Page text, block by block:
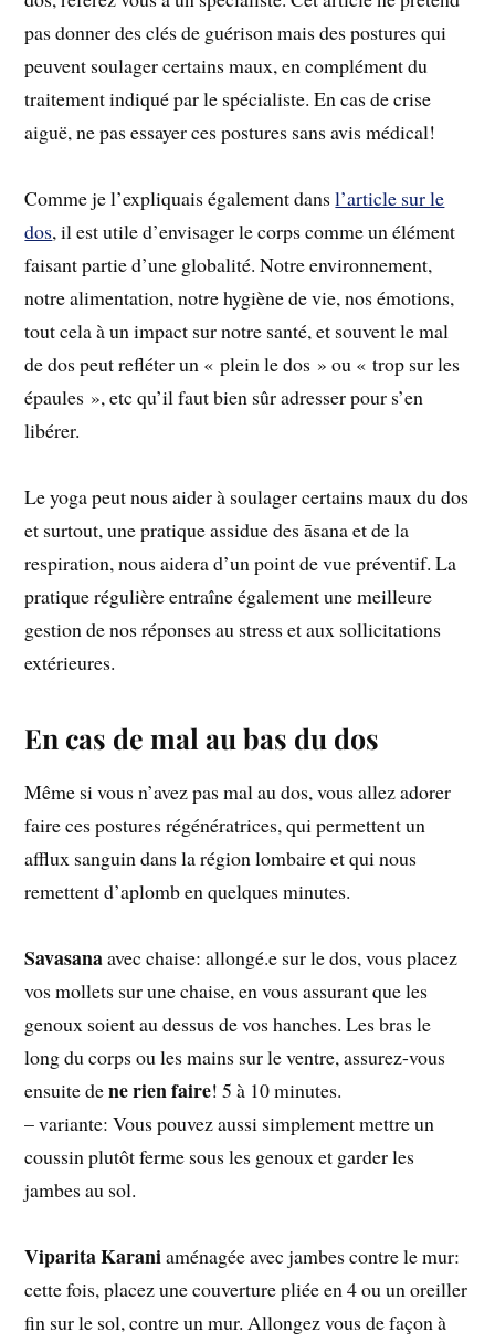
pas donner des clés de guérison mais des postures qui
peuvent soulager certains maux, en complément du
traitement indiqué par le spécialiste. En cas de crise
aiguë, ne pas essayer ces postures sans avis médical!
Comme je l’expliquais également dansl’article sur le
dos, il est utile d’envisager le corps comme un élément
faisant partie d’une globalité. Notre environnement,
notre alimentation, notre hygiène de vie, nos émotions,
tout cela à un impact sur notre santé, et souvent le mal
de dos peut refléter un « plein le dos » ou « trop sur les
épaules », etc qu’il faut bien sûr adresser pour s’en
libérer.
Le yoga peut nous aider à soulager certains maux du dos
et surtout, une pratique assidue des āsana et de la
respiration, nous aidera d’un point de vue préventif. La
pratique régulière entraîne également une meilleure
gestion de nos réponses au stress et aux sollicitations
extérieures.
En cas de mal au bas du dos
Même si vous n’avez pas mal au dos, vous allez adorer
faire ces postures régénératrices, qui permettent un
afflux sanguin dans la région lombaire et qui nous
remettent d’aplomb en quelques minutes.
Savasanaavec chaise: allongé.e sur le dos, vous placez
vos mollets sur une chaise, en vous assurant que les
genoux soient au dessus de vos hanches. Les bras le
long du corps ou les mains sur le ventre, assurez-vous
ensuite dene rien faire! 5 à 10 minutes.
– variante: Vous pouvez aussi simplement mettre un
coussin plutôt ferme sous les genoux et garder les
jambes au sol.
Viparita Karaniaménagée avec jambes contre le mur:
cette fois, placez une couverture pliée en 4 ou un oreiller
fin sur le sol, contre un mur. Allongez vous de façon à